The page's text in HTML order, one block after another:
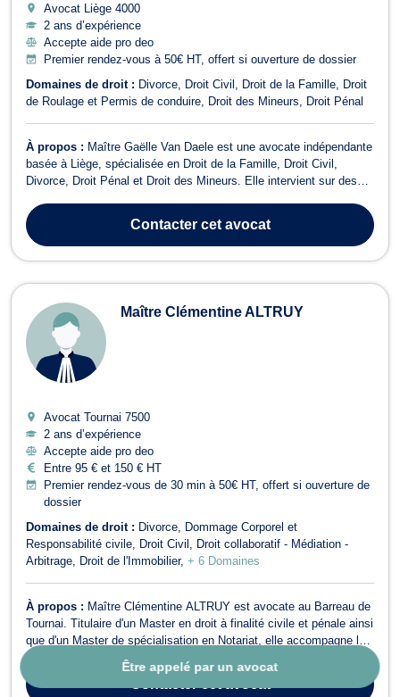
Être appelé par un avocat
Avocat Liège 4000
2 ans d’expérience
Accepte aide pro deo
Premier rendez-vous à 50€ HT, offert si ouverture de dossier
Domaines de droit : Divorce Droit Civil Droit de la Famille
Droit
de Roulage et Permis de conduire
Droit des Mineurs Droit Pénal
À propos : Maître Gaëlle Van Daele est une avocate indépendante
basée à Liège, spécialisée en Droit de la Famille, Droit Civil,
Divorce, Droit Pénal et Droit des Mineurs. Elle intervient sur des
jeunesse, ainsi qu'en droit civil et pénal, afin de défendre au mieux
les ...
Contactercet avocat
Maître Clémentine ALTRUY
Avocat Tournai 7500
2 ans d’expérience
Accepte aide pro deo
Entre 95 € et 150 € HT
Premier rendez-vous de 30 min à 50€ HT, offert si ouverture de
dossier
Domaines de droit : Divorce
Dommage Corporel et
Responsabilité civile
Droit Civil
Droit collaboratif - Médiation -
Arbitrage
Droit de l'Immobilier + 6 Domaines
À propos : Maître Clémentine ALTRUY est avocate au Barreau de
Tournai. Titulaire d'un Master en droit à finalité civile et pénale ainsi
que d'un Master de spécialisation en Notariat, elle accompagne les
particuliers et les professionnels avec rigueur, disponibilité et
engagement dans la défense de leurs droits et de leurs intérêts.
En...